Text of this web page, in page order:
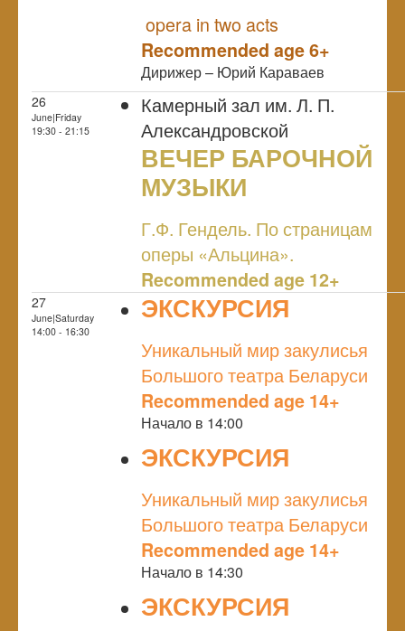
opera in two acts
Recommended age 6+
Дирижер – Юрий Караваев
26
June|Friday
19:30 - 21:15
Камерный зал им. Л. П.
Александровской
ВЕЧЕР БАРОЧНОЙ
МУЗЫКИ
Г.Ф. Гендель. По страницам
оперы «Альцина».
Recommended age 12+
27
June|Saturday
14:00 - 16:30
ЭКСКУРСИЯ
Уникальный мир закулисья
Большого театра Беларуси
Recommended age 14+
Начало в 14:00
ЭКСКУРСИЯ
Уникальный мир закулисья
Большого театра Беларуси
Recommended age 14+
Начало в 14:30
ЭКСКУРСИЯ